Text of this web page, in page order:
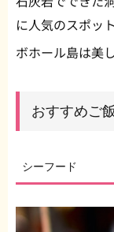
に人気のスポット
ボホール島は美
おすすめご飯
シーフード